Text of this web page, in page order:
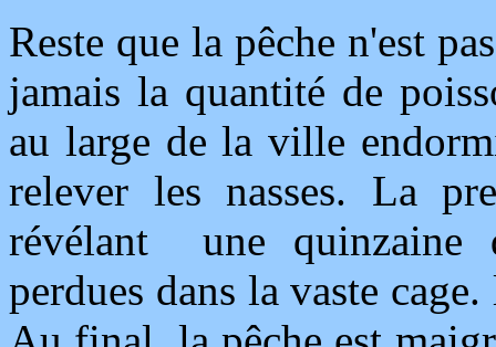
Reste que la pêche n'est
jamais la quantité de
au large de la ville
relever les nasses. La
révélant une quinzaine
perdues dans la vaste